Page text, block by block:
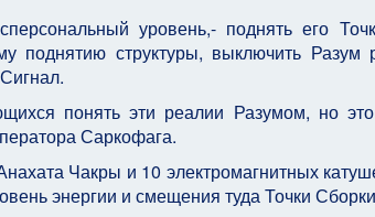
уровень,- поднять его
структуры, выключить Разум
понять эти реалии Разумом, но
Саркофага.
Чакры и 10 электромагнитных
энергии и смещения туда Точки